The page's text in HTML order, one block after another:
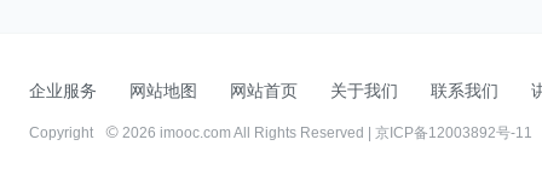
企业服务 网站地图 网站首页 关于我们 联系我们
Copyright 2026 imooc.com All Rights Reserved | 京ICP备12003892号-11